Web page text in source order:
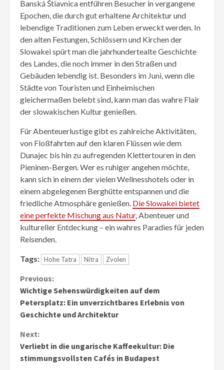
Banská Štiavnica entführen Besucher in vergangene
Epochen, die durch gut erhaltene Architektur und
lebendige Traditionen zum Leben erweckt werden. In
den alten Festungen, Schlössern und Kirchen der
Slowakei spürt man die jahrhundertealte Geschichte
des Landes, die noch immer in den Straßen und
Gebäuden lebendig ist. Besonders im Juni, wenn die
Städte von Touristen und Einheimischen
gleichermaßen belebt sind, kann man das wahre Flair
der slowakischen Kultur genießen.
Für Abenteuerlustige gibt es zahlreiche Aktivitäten,
von Floßfahrten auf den klaren Flüssen wie dem
Dunajec bis hin zu aufregenden Klettertouren in den
Pieninen-Bergen. Wer es ruhiger angehen möchte,
kann sich in einem der vielen Wellnesshotels oder in
einem abgelegenen Berghütte entspannen und die
friedliche Atmosphäre genießen. Die Slowakei bietet
eine perfekte Mischung aus Natur, Abenteuer und
kultureller Entdeckung – ein wahres Paradies für jeden
Reisenden.
Tags: Hohe Tatra Nitra Zvolen
Continue
Reading
Previous:
Wichtige Sehenswürdigkeiten auf dem
Petersplatz: Ein unverzichtbares Erlebnis von
Geschichte und Architektur
Next:
Verliebt in die ungarische Kaffeekultur: Die
stimmungsvollsten Cafés in Budapest